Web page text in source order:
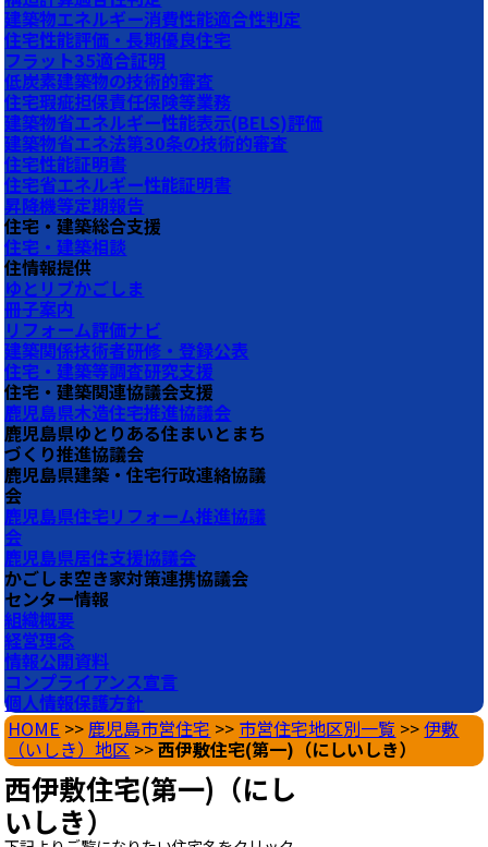
建築物エネルギー消費性能適合性判定
住宅性能評価・長期優良住宅
フラット35適合証明
低炭素建築物の技術的審査
住宅瑕疵担保責任保険等業務
建築物省エネルギー性能表示(BELS)評価
建築物省エネ法第30条の技術的審査
住宅性能証明書
住宅省エネルギー性能証明書
昇降機等定期報告
住宅・建築総合支援
住宅・建築相談
住情報提供
ゆとリブかごしま
冊子案内
リフォーム評価ナビ
建築関係技術者研修・登録公表
住宅・建築等調査研究支援
住宅・建築関連協議会支援
鹿児島県木造住宅推進協議会
鹿児島県ゆとりある住まいとまち
づくり推進協議会
鹿児島県建築・住宅行政連絡協議
会
鹿児島県住宅リフォーム推進協議
会
鹿児島県居住支援協議会
かごしま空き家対策連携協議会
センター情報
組織概要
経営理念
情報公開資料
コンプライアンス宣言
個人情報保護方針
HOME >>鹿児島市営住宅 >> 市営住宅地区別一覧 >>伊敷
（いしき）地区 >>西伊敷住宅(第一)（にしいしき）
西伊敷住宅(第一)（にし
いしき）